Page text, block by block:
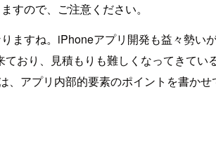
すので、ご注意ください。
ますね。iPhoneアプリ開発も益々勢
おり、見積もりも難しくなってきて
アプリ内部的要素のポイントを書かせ